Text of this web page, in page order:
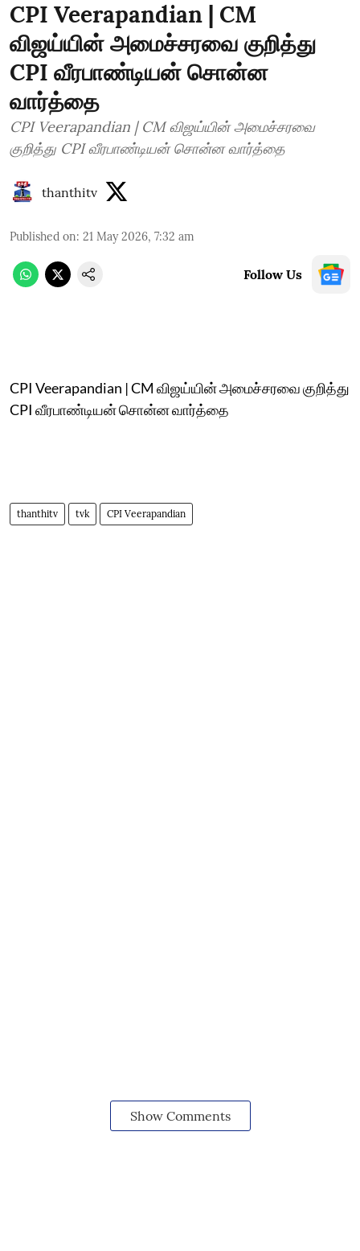
CPI Veerapandian | CM
விஜய்யின் அமைச்சரவை குறித்து
CPI வீரபாண்டியன் சொன்ன
வார்த்தை
CPI Veerapandian | CM விஜய்யின் அமைச்சரவை
குறித்து CPI வீரபாண்டியன் சொன்ன வார்த்தை
thanthitv
Published on: 21 May 2026, 7:32 am
Follow Us
CPI Veerapandian | CM விஜய்யின் அமைச்சரவை குறித்து
CPI வீரபாண்டியன் சொன்ன வார்த்தை
thanthitv tvk CPI Veerapandian
Show Comments